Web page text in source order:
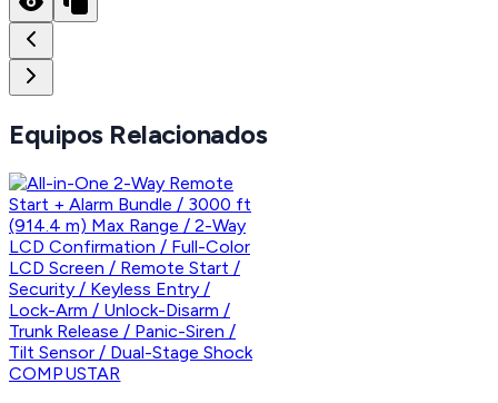
Equipos Relacionados
COMPUSTAR